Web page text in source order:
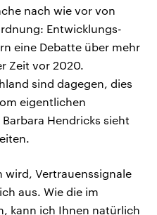
nach wie vor von
Entwicklungs-
eine Debatte über mehr
Zeit vor 2020.
sind dagegen, dies
eigentlichen
Hendricks sieht
wird, Vertrauenssignale
aus. Wie die im
kann ich Ihnen natürlich